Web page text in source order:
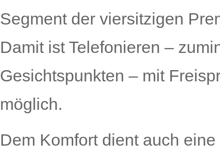
Segment der viersitzigen
Damit ist Telefonieren –
Gesichtspunkten – mit
möglich.
Dem Komfort dient auch